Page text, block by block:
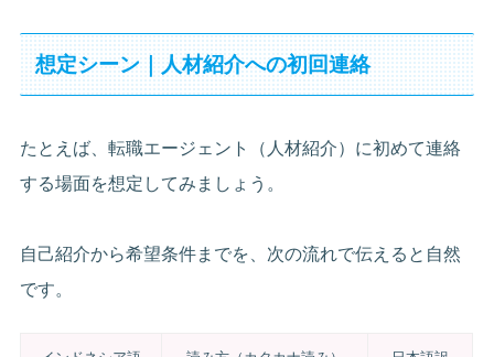
想定シーン｜人材紹介への初回連絡
たとえば、転職エージェント（人材紹介）に初めて連絡
する場面を想定してみましょう。
自己紹介から希望条件までを、次の流れで伝えると自然
です。